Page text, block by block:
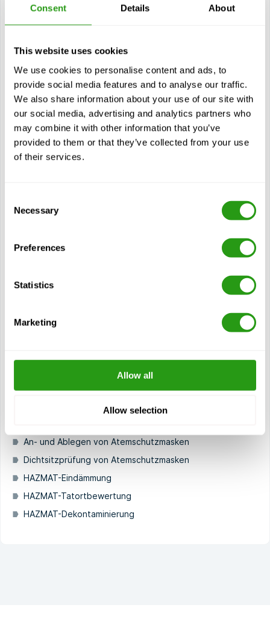
Consent Details About
This website uses cookies
We use cookies to personalise content and ads, to
provide social media features and to analyse our traffic.
We also share information about your use of our site with
our social media, advertising and analytics partners who
may combine it with other information that you’ve
provided to them or that they’ve collected from your use
of their services.
Selection
Necessary
Preferences
Statistics
Marketing
Allow all
Allow selection
Emergency Response (Betrieb mit gefährlichen Abfällen
Zertifizierung(en)
HAZWOPER Technician Level E-Learning
Siehe Kurs
Module
Stufen der Ausbildung
Sicherheitsdatenblatt (SDS)
Arten von Gefährdungen
Stufen der persönlichen Schutzausrüstung (PSA)
An- und Ablegen von Atemschutzmasken
Dichtsitzprüfung von Atemschutzmasken
HAZMAT-Eindämmung
HAZMAT-Tatortbewertung
HAZMAT-Dekontaminierung